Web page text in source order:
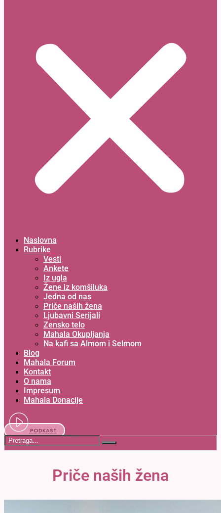
Naslovna
Rubrike
Vesti
Ankete
Iz ugla
Žene iz komšiluka
Jedna od nas
Priče naših žena
Ljubavni Serijali
Zensko telo
Mahala Okupljanja
Na kafi sa Almom i Selmom
Blog
Mahala Forum
Kontakt
O nama
Impresum
Mahala Donacije
PODKAST
Priče naših žena